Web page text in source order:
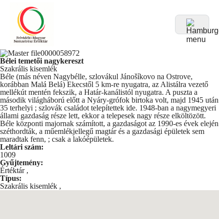
Bélei temetői nagykereszt
Szakrális kisemlék
Béle (más néven Nagybélle, szlovákul Jánošíkovo na Ostrove,
korábban Malá Belá) Ekecstől 5 km-re nyugatra, az Alistálra vezető
mellékút mentén fekszik, a Határ-kanálistól nyugatra. A puszta a
második világháború előtt a Nyáry-grófok birtoka volt, majd 1945 után
35 terhelyi ; szlovák családot telepítettek ide. 1948-ban a nagymegyeri
állami gazdaság része lett, ekkor a telepesek nagy része elköltözött.
Béle központi majornak számított, a gazdaságot az 1990-es évek elején
széthordták, a műemlékjellegű magtár és a gazdasági épületek sem
maradtak fenn, ; csak a lakóépületek.
Leltári szám:
1009
Gyűjtemény:
Értéktár ,
Típus:
Szakrális kisemlék ,